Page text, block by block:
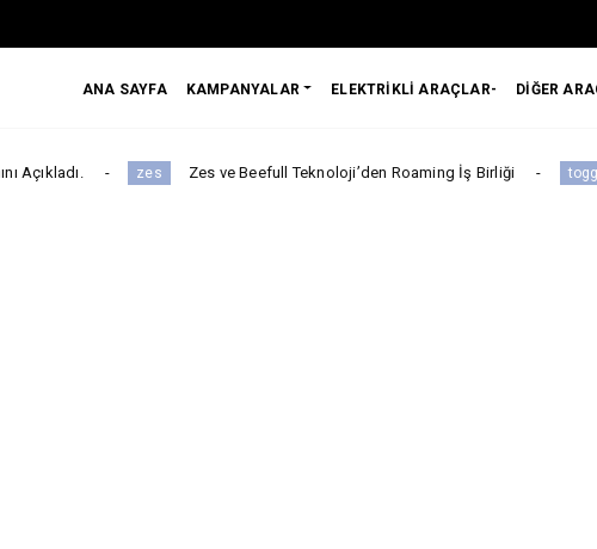
ANA SAYFA KAMPANYALAR ELEKTRİKLİ ARAÇLAR- DİĞER
zes Zes ve Beefull Teknoloji’den Roaming İş Birliği togg Togg Yıl